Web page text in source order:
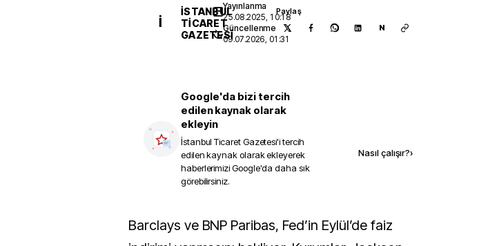
İ
İSTANBUL
TICARET
GAZETESI
Yayınlanma
25.08.2025, 10:18
Güncellenme
09.07.2026, 01:31
Paylaş
N
Google'da bizi tercih
edilen kaynak olarak
ekleyin
İstanbul Ticaret Gazetesi'i tercih
edilen kaynak olarak ekleyerek
haberlerimizi Google'da daha sık
görebilirsiniz.
Nasıl çalışır?›
Barclays ve BNP Paribas, Fed’in Eylül’de faiz